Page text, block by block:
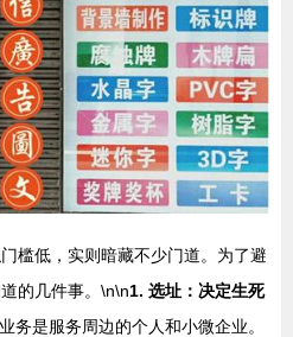
槛低，实则暗藏不少门道。为了避
的几件事。\n\n1. 选址：决定生死
务是服务周边的个人和小微企业。